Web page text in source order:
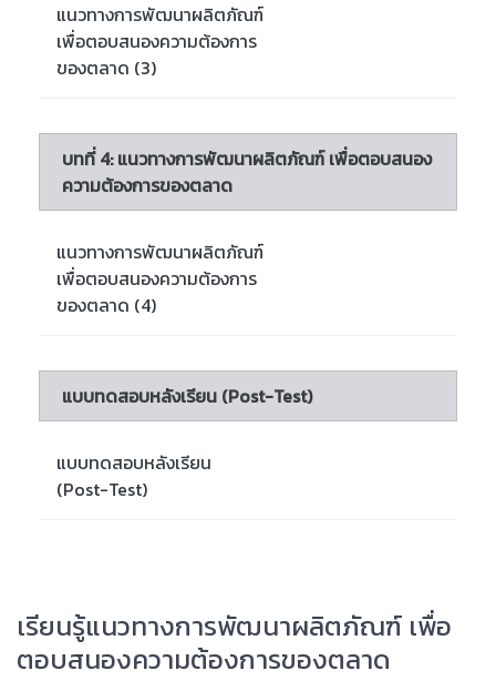
แนวทางการพัฒนาผลิตภัณฑ์
เพื่อตอบสนองความต้องการ
ของตลาด (3)
บทที่ 4: แนวทางการพัฒนาผลิตภัณฑ์ เพื่อตอบสนอง
ความต้องการของตลาด
แนวทางการพัฒนาผลิตภัณฑ์
เพื่อตอบสนองความต้องการ
ของตลาด (4)
แบบทดสอบหลังเรียน (Post-Test)
แบบทดสอบหลังเรียน
(Post-Test)
เรียนรู้แนวทางการพัฒนาผลิตภัณฑ์ เพื่อ
ตอบสนองความต้องการของตลาด